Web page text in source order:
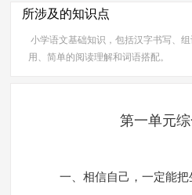
所涉及的知识点
小学语文基础知识，包括汉字书写、
用、简单的阅读理解和词语搭配。
第一单元
一、相信自己，一定能把